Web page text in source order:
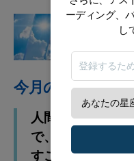
今月のアドバイ
人間関係に焦点
で、立ちすぎる
すことはできま
ーディング、
し